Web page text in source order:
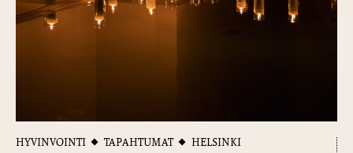
HYVINVOINTI TAPAHTUMAT HELSINKI